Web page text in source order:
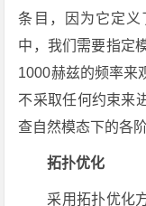
条目，因为它定义
中，我们需要指定
1000赫兹的频率来
不采取任何约束来
查自然模态下的各
拓扑优化
采用拓扑优化